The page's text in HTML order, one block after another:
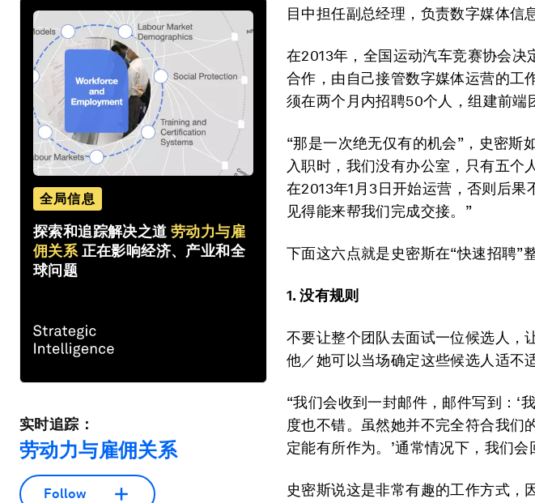
全局信息
探索和追踪解决之道 劳动力与雇
佣关系 正在影响经济、产业和全
球问题
实时追踪：
劳动力与雇佣关系
Follow
目中担任副总经理，负责数字媒体信
在2013年，全国运动汽车竞赛协会
合作，由自己接管数字媒体运营的工
须在两个月内招聘50个人，组建前端
“那是一次绝无仅有的机会”，史密斯
入职时，我们没有办公室，只有五个
在2013年1月3日开始运营，否则后
见得能来帮我们完成交接。”
下面这六点就是史密斯在“快速招聘”
1.没有规则
不要让整个团队去面试一位候选人，
他／她可以当场确定这些候选人适不
“我们会收到一封邮件，邮件写到：‘
度也不错。虽然她并不完全符合我们
定能有所作为。’通常情况下，我们
史密斯说这是非常有趣的工作方式，